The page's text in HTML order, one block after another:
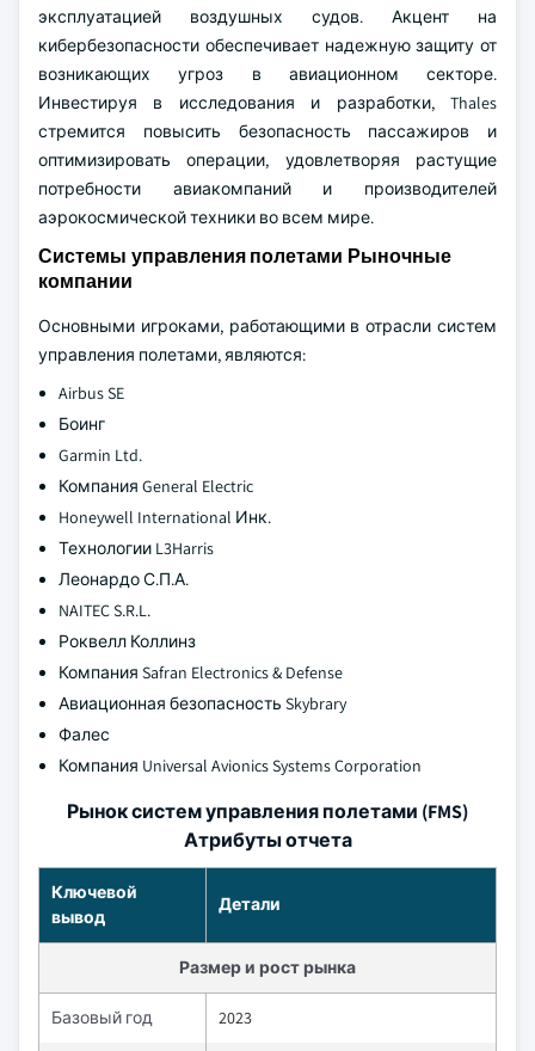
эксплуатацией воздушных судов. Акцент на
кибербезопасности обеспечивает надежную защиту от
возникающих угроз в авиационном секторе.
Инвестируя в исследования и разработки, Thales
стремится повысить безопасность пассажиров и
оптимизировать операции, удовлетворяя растущие
потребности авиакомпаний и производителей
аэрокосмической техники во всем мире.
Системы управления полетами Рыночные
компании
Основными игроками, работающими в отрасли систем
управления полетами, являются:
Airbus SE
Боинг
Garmin Ltd.
Компания General Electric
Honeywell International Инк.
Технологии L3Harris
Леонардо С.П.А.
NAITEC S.R.L.
Роквелл Коллинз
Компания Safran Electronics & Defense
Авиационная безопасность Skybrary
Фалес
Компания Universal Avionics Systems Corporation
Рынок систем управления полетами (FMS)
Атрибуты отчета
Ключевой
вывод
Детали
Размер и рост рынка
Базовый год 2023